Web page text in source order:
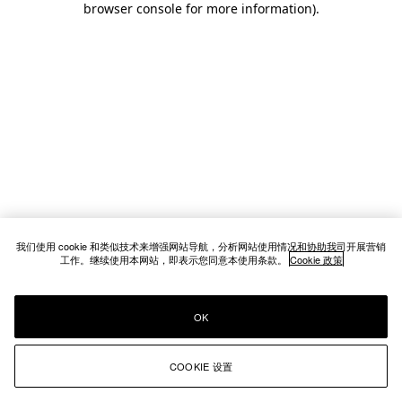
browser console for more information).
我们使用 cookie 和类似技术来增强网站导航，分析网站使用情况和协助我司开展营销
工作。继续使用本网站，即表示您同意本使用条款。 Cookie 政策
COOKIE 设置
OK